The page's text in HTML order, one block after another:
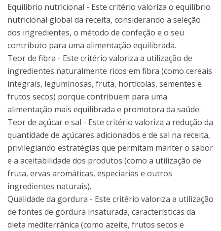
Equilíbrio nutricional - Este critério valoriza o equilíbrio
nutricional global da receita, considerando a seleção
dos ingredientes, o método de confeção e o seu
contributo para uma alimentação equilibrada.
Teor de fibra - Este critério valoriza a utilização de
ingredientes naturalmente ricos em fibra (como cereais
integrais, leguminosas, fruta, hortícolas, sementes e
frutos secos) porque contribuem para uma
alimentação mais equilibrada e promotora da saúde.
Teor de açúcar e sal - Este critério valoriza a redução da
quantidade de açúcares adicionados e de sal na receita,
privilegiando estratégias que permitam manter o sabor
e a aceitabilidade dos produtos (como a utilização de
fruta, ervas aromáticas, especiarias e outros
ingredientes naturais).
Qualidade da gordura - Este critério valoriza a utilização
de fontes de gordura insaturada, características da
dieta mediterrânica (como azeite, frutos secos e